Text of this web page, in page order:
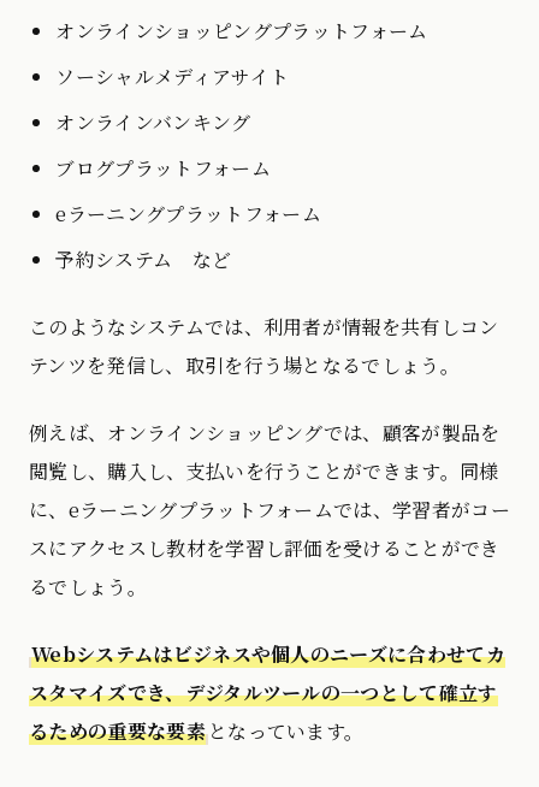
オンラインショッピングプラットフォーム
ソーシャルメディアサイト
オンラインバンキング
ブログプラットフォーム
eラーニングプラットフォーム
予約システム など
このようなシステムでは、利用者が情報を共有しコン
テンツを発信し、取引を行う場となるでしょう。
例えば、オンラインショッピングでは、顧客が製品を
閲覧し、購入し、支払いを行うことができます。同様
に、eラーニングプラットフォームでは、学習者がコー
スにアクセスし教材を学習し評価を受けることができ
るでしょう。
Webシステムはビジネスや個人のニーズに合わせてカ
スタマイズでき、デジタルツールの一つとして確立す
るための重要な要素となっています。